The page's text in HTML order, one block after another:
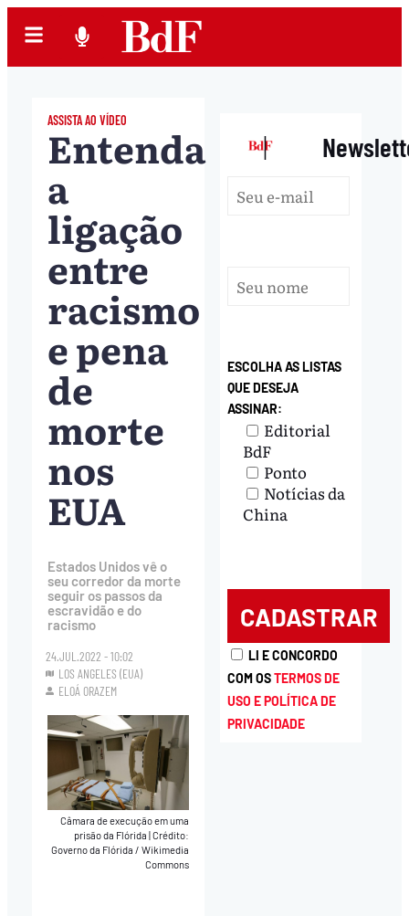
ASSISTA AO VÍDEO
Entenda
a
ligação
entre
racismo
e pena
de
morte
nos
EUA
Estados Unidos vê o
seu corredor da morte
seguir os passos da
escravidão e do
racismo
24.JUL.2022 - 10:02
LOS ANGELES (EUA)
ELOÁ ORAZEM
Câmara de execução em uma
prisão da Flórida|Crédito:
Governo da Flórida / Wikimedia
Commons
|
ESCOLHA AS LISTAS
QUE DESEJA
ASSINAR:
Editorial
BdF
Ponto
Notícias da
China
LI E CONCORDO
COM OSTERMOS DE
USO E POLÍTICA DE
PRIVACIDADE